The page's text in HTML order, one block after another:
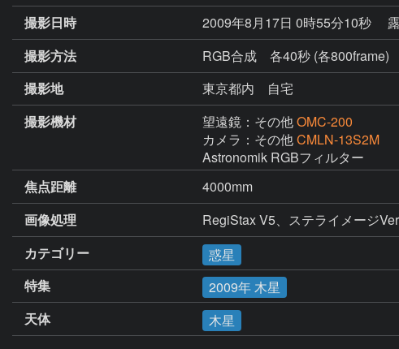
撮影日時
2009年8月17日 0時55分10秒
撮影方法
RGB合成 各40秒 (各800frame)
撮影地
東京都内 自宅
撮影機材
望遠鏡：その他OMC-200
カメラ：その他CMLN-13S2M
Astronomik RGBフィルター
焦点距離
4000mm
画像処理
RegiStax V5、ステライメージ
カテゴリー
惑星
特集
2009年 木星
天体
木星